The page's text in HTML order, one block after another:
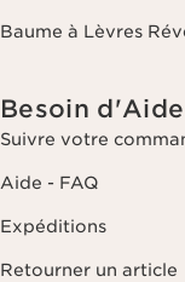
Baume à Lèvres
Besoin
Suivre votre
Aide - FAQ
Expéditions
Retourner un article